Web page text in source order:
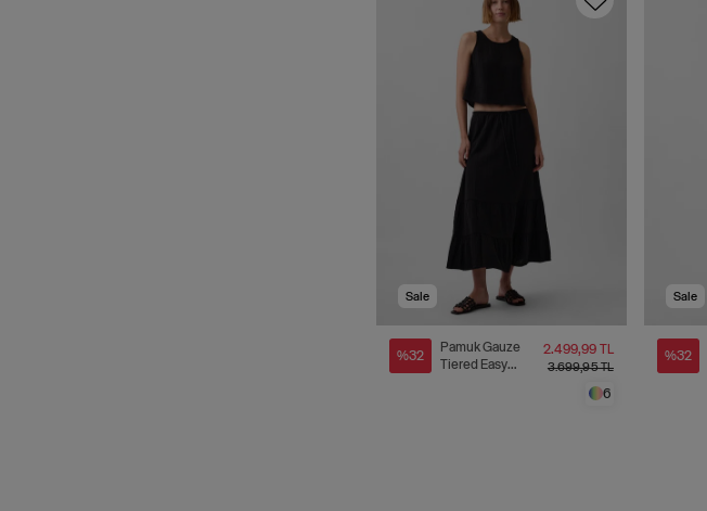
Sale
%32
Pamuk Gauze
Tiered Easy
3.699,95 TL
2.499,99 TL
6
Sale
%32